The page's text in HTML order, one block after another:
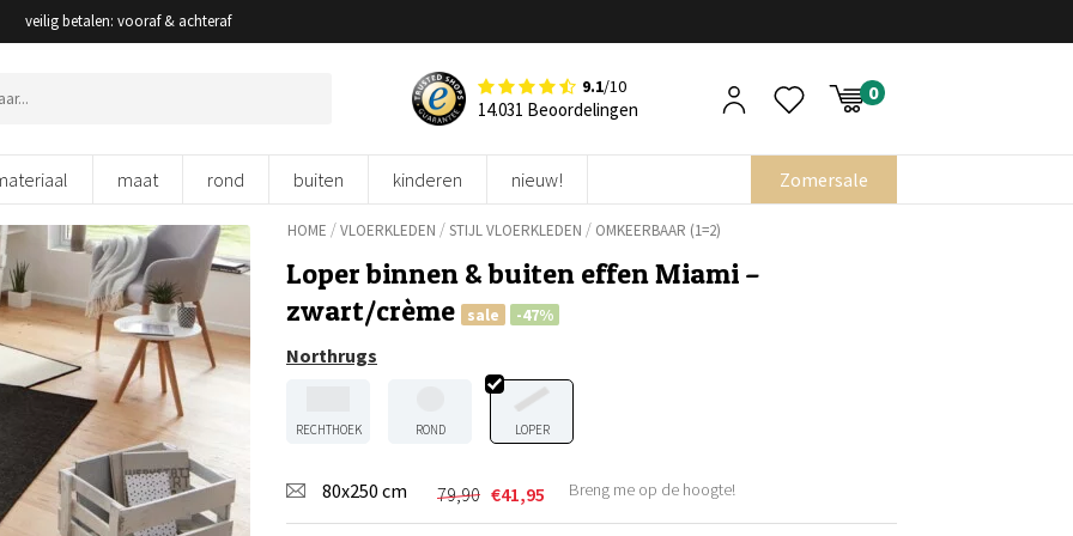
veilig betalen: vooraf & achteraf
9.1/10
14.031 Beoordelingen
maat rond buiten kinderen nieuw! Zomersale
HOME /VLOERKLEDEN /STIJL VLOERKLEDEN / OMKEERBAAR (1=2)
Loper binnen & buiten effen Miami –
zwart/crème
sale -47%
Northrugs
RECHTHOEK ROND LOPER
80x250 cm 79,90
Oorspronkelijke
prijs
€41,95
Huidige
prijs
Breng me op de hoogte!